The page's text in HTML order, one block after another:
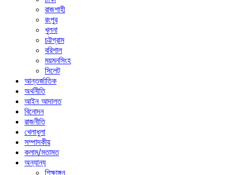
রাজশাহী
রংপুর
খুলনা
চট্টগ্রাম
বরিশাল
ময়মনসিংহ
সিলেট
আন্তর্জাতিক
অর্থনীতি
আইন আদালত
বিনোদন
রাজনীতি
খেলাধুলা
সম্পাদকীয়
কলাম/মতামত
অন্যান্য
শিক্ষাঙ্গন